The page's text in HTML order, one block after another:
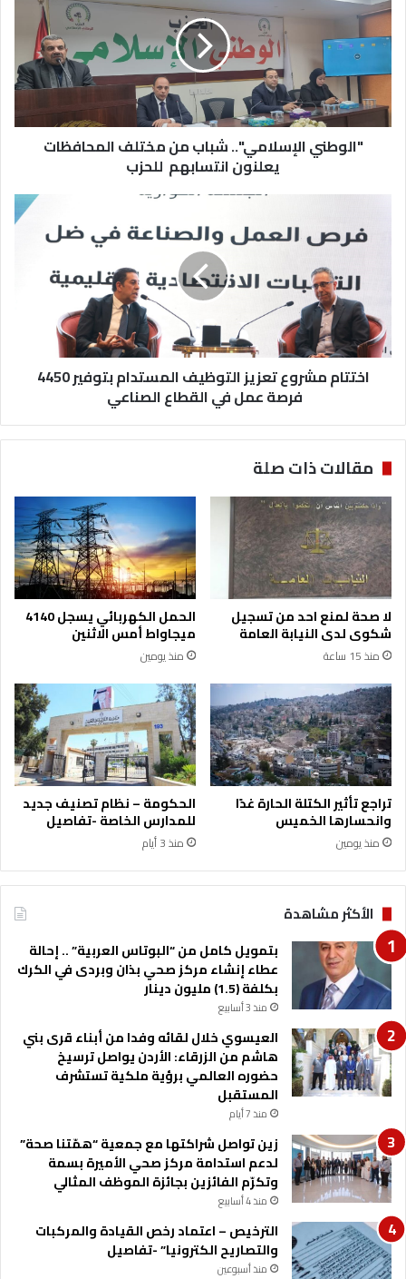
شباب
مختلف
المحافظات
يعلنون
انتسابهم
للحزب
"الوطني الإسلامي".. شباب من مختلف المحافظات
يعلنون انتسابهم للحزب
المستدام
4450
فرصة
عمل
اختتام مشروع تعزيز التوظيف المستدام بتوفير 4450
فرصة عمل في القطاع الصناعي
مقالات ذات صلة
لا صحة لمنع احد من تسجيل
شكوى لدى النيابة العامة
منذ 15 ساعة
الحمل الكهربائي يسجل 4140
ميجاواط أمس الاثنين
منذ يومين
تراجع تأثير الكتلة الحارة غدًا
وانحسارها الخميس
منذ يومين
الحكومة – نظام تصنيف جديد
للمدارس الخاصة -تفاصيل
منذ 3 أيام
الأكثر مشاهدة
بتمويل كامل من “البوتاس العربية” .. إحالة
عطاء إنشاء مركز صحي بذان وبردى في الكرك
بكلفة (1.5) مليون دينار
منذ 3 أسابيع
العيسوي خلال لقائه وفدا من أبناء قرى بني
هاشم من الزرقاء: الأردن يواصل ترسيخ
حضوره العالمي برؤية ملكية تستشرف
المستقبل
منذ 7 أيام
زين تواصل شراكتها مع جمعية “همّتنا صحة”
لدعم استدامة مركز صحي الأميرة بسمة
وتكرّم الفائزين بجائزة الموظف المثالي
منذ 4 أسابيع
الترخيص – اعتماد رخص القيادة والمركبات
والتصاريح الكترونيا” -تفاصيل
منذ أسبوعين